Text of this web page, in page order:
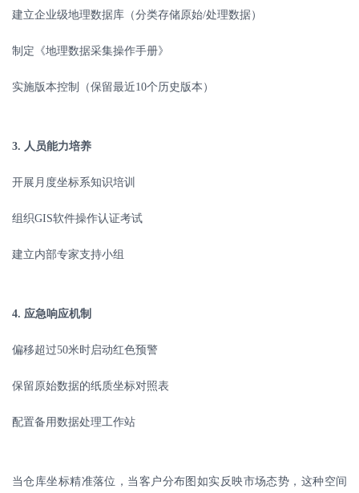
建立企业级地理数据库（分类存储原始/处理数据）
制定《地理数据采集操作手册》
实施版本控制（保留最近10个历史版本）
3. 人员能力培养
开展月度坐标系知识培训
组织GIS软件操作认证考试
建立内部专家支持小组
4. 应急响应机制
偏移超过50米时启动红色预警
保留原始数据的纸质坐标对照表
配置备用数据处理工作站
当仓库坐标精准落位，当客户分布图如实反映市场态势，这种空间